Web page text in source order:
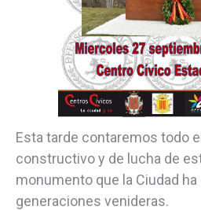
Esta tarde contaremos todo
constructivo y de lucha de
monumento que la Ciudad ha
generaciones venideras.